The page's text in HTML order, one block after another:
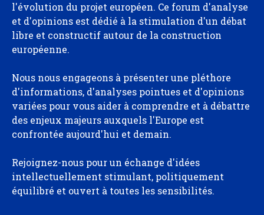
l'évolution du projet européen. Ce forum d'analyse
et d'opinions est dédié à la stimulation d'un débat
libre et constructif autour de la construction
européenne.
Nous nous engageons à présenter une pléthore
d'informations, d'analyses pointues et d'opinions
variées pour vous aider à comprendre et à débattre
des enjeux majeurs auxquels l'Europe est
confrontée aujourd'hui et demain.
Rejoignez-nous pour un échange d'idées
intellectuellement stimulant, politiquement
équilibré et ouvert à toutes les sensibilités.